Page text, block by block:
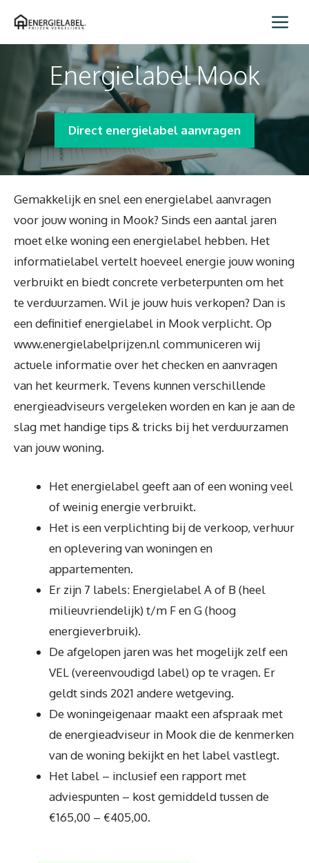
naar
Energielabel Mook
Direct energielabel aanvragen
Gemakkelijk en snel een energielabel aanvragen
voor jouw woning in Mook? Sinds een aantal jaren
moet elke woning een energielabel hebben. Het
informatielabel vertelt hoeveel energie jouw woning
verbruikt en biedt concrete verbeterpunten om het
te verduurzamen. Wil je jouw huis verkopen? Dan is
een definitief energielabel in Mook verplicht. Op
www.energielabelprijzen.nl communiceren wij
actuele informatie over het checken en aanvragen
van het keurmerk. Tevens kunnen verschillende
energieadviseurs vergeleken worden en kan je aan de
slag met handige tips & tricks bij het verduurzamen
van jouw woning.
Het energielabel geeft aan of een woning veel
of weinig energie verbruikt.
Het is een verplichting bij de verkoop, verhuur
en oplevering van woningen en
appartementen.
Er zijn 7 labels: Energielabel A of B (heel
milieuvriendelijk) t/m F en G (hoog
energieverbruik).
De afgelopen jaren was het mogelijk zelf een
VEL (vereenvoudigd label) op te vragen. Er
geldt sinds 2021 andere wetgeving.
De woningeigenaar maakt een afspraak met
de energieadviseur in Mook die de kenmerken
van de woning bekijkt en het label vastlegt.
Het label – inclusief een rapport met
adviespunten – kost gemiddeld tussen de
€165,00 – €405,00.